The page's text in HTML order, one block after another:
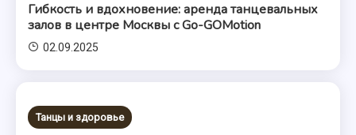
Гибкость и вдохновение: аренда танцевальных
залов в центре Москвы с Go-GOMotion
02.09.2025
Танцы и здоровье